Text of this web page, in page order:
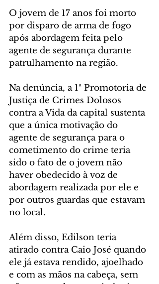
O jovem de 17 anos foi morto
por disparo de arma de fogo
após abordagem feita pelo
agente de segurança durante
patrulhamento na região.
Na denúncia, a 1ª Promotoria de
Justiça de Crimes Dolosos
contra a Vida da capital sustenta
que a única motivação do
agente de segurança para o
cometimento do crime teria
sido o fato de o jovem não
haver obedecido à voz de
abordagem realizada por ele e
por outros guardas que estavam
no local.
Além disso, Edilson teria
atirado contra Caio José quando
ele já estava rendido, ajoelhado
e com as mãos na cabeça, sem